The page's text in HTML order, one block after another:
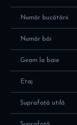
existând posibilitatea
Număr bucătării
Număr băi
Geam la baie
Etaj
Suprafață utilă